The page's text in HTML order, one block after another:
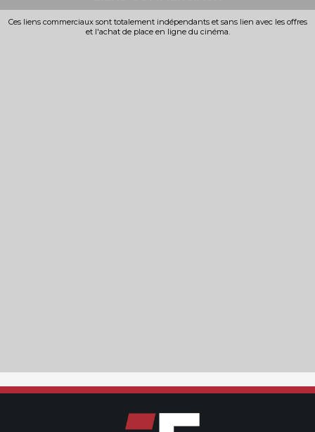
Ces liens commerciaux sont totalement indépendants et sans lien avec les offres
et l'achat de place en ligne du cinéma.